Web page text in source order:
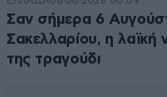
Σαν σήμερα 6
Σακελλαρίου, η λαϊκή
της τραγούδι